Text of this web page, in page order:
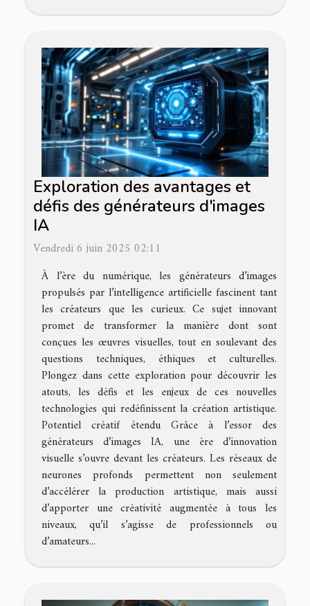
Exploration des avantages et
défis des générateurs d'images
IA
Vendredi 6 juin 2025 02:11
À l’ère du numérique, les générateurs d’images
propulsés par l’intelligence artificielle fascinent tant
les créateurs que les curieux. Ce sujet innovant
promet de transformer la manière dont sont
conçues les œuvres visuelles, tout en soulevant des
questions techniques, éthiques et culturelles.
Plongez dans cette exploration pour découvrir les
atouts, les défis et les enjeux de ces nouvelles
technologies qui redéfinissent la création artistique.
Potentiel créatif étendu Grâce à l’essor des
générateurs d’images IA, une ère d’innovation
visuelle s’ouvre devant les créateurs. Les réseaux de
neurones profonds permettent non seulement
d’accélérer la production artistique, mais aussi
d’apporter une créativité augmentée à tous les
niveaux, qu’il s’agisse de professionnels ou
d’amateurs...